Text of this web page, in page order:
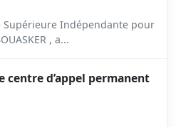
Supérieure Indépendante pour
, a...
centre d’appel permanent